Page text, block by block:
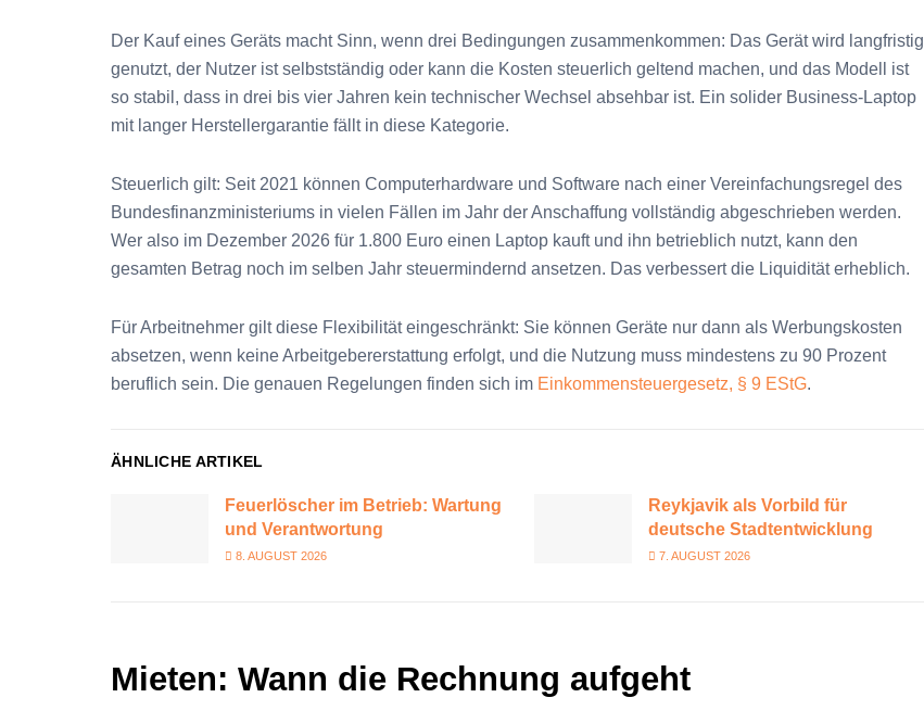
Der Kauf eines Geräts macht Sinn, wenn drei Bedingungen zusammenkommen: Das Gerät wird langfristig
genutzt, der Nutzer ist selbstständig oder kann die Kosten steuerlich geltend machen, und das Modell ist
so stabil, dass in drei bis vier Jahren kein technischer Wechsel absehbar ist. Ein solider Business-Laptop
mit langer Herstellergarantie fällt in diese Kategorie.
Steuerlich gilt: Seit 2021 können Computerhardware und Software nach einer Vereinfachungsregel des
Bundesfinanzministeriums in vielen Fällen im Jahr der Anschaffung vollständig abgeschrieben werden.
Wer also im Dezember 2026 für 1.800 Euro einen Laptop kauft und ihn betrieblich nutzt, kann den
gesamten Betrag noch im selben Jahr steuermindernd ansetzen. Das verbessert die Liquidität erheblich.
Für Arbeitnehmer gilt diese Flexibilität eingeschränkt: Sie können Geräte nur dann als Werbungskosten
absetzen, wenn keine Arbeitgebererstattung erfolgt, und die Nutzung muss mindestens zu 90 Prozent
beruflich sein. Die genauen Regelungen finden sich im Einkommensteuergesetz, § 9 EStG.
ÄHNLICHE ARTIKEL
Feuerlöscher im Betrieb: Wartung
und Verantwortung
8. AUGUST 2026
Reykjavik als Vorbild für
deutsche Stadtentwicklung
7. AUGUST 2026
Mieten: Wann die Rechnung aufgeht